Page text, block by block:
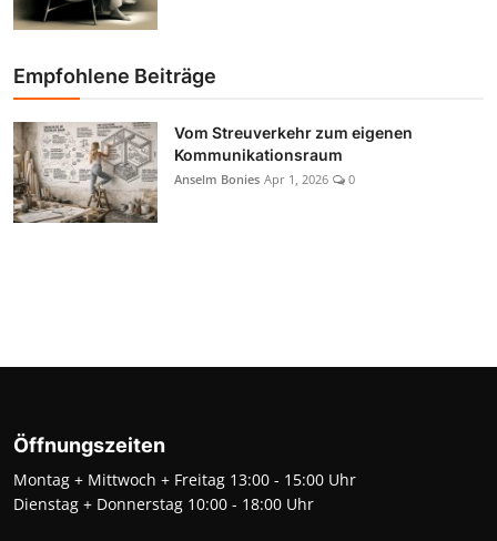
Empfohlene Beiträge
Vom Streuverkehr zum eigenen
Kommunikationsraum
Anselm Bonies Apr 1, 2026 0
Öffnungszeiten
Montag + Mittwoch + Freitag 13:00 - 15:00 Uhr
Dienstag + Donnerstag 10:00 - 18:00 Uhr